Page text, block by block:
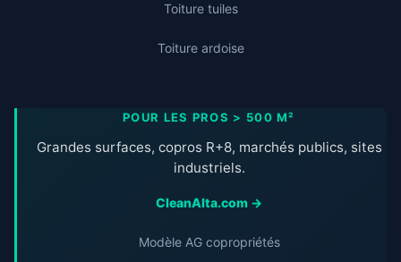
Toiture tuiles
Toiture ardoise
POUR LES PROS > 500 M²
Grandes surfaces, copros R+8, marchés publics, sites
industriels.
CleanAlta.com →
Modèle AG copropriétés